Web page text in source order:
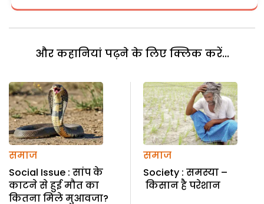
और कहानियां पढ़ने के लिए क्लिक करें...
समाज
Social Issue : सांप के
काटने से हुई मौत का
कितना मिले मुआवजा?
समाज
Society : समस्या –
किसान है परेशान